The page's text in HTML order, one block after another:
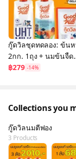
กู๊ดวิลชุดทดลอง: ข้น
2กก. 1ถุง + นมข้นจืด
1000มล. 1กล่อง + นม
฿279 -14%
Collections you
กู๊ดวิลนมตีฟอง
3 Products